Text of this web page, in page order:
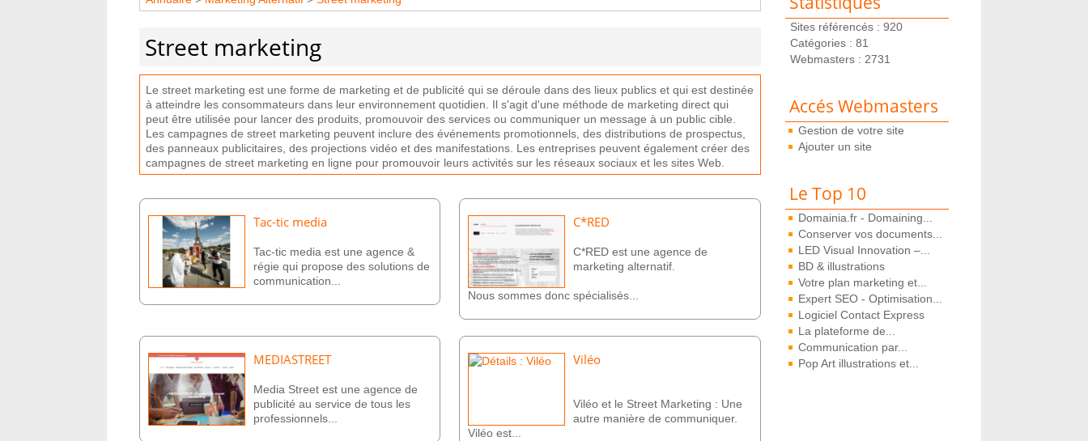
Sites référencés : 920
Catégories : 81
Webmasters : 2731
Accés Webmasters
Gestion de votre site
Ajouter un site
Le Top 10
Domainia.fr - Domaining...
Conserver vos documents...
LED Visual Innovation –...
BD & illustrations
Votre plan marketing et...
Expert SEO - Optimisation...
Logiciel Contact Express
La plateforme de...
Communication par...
Pop Art illustrations et...
Street marketing
Le street marketing est une forme de marketing et de publicité qui se déroule dans des lieux publics et qui est destinée
à atteindre les consommateurs dans leur environnement quotidien Il s'agit d'une méthode de marketing direct qui
peut être utilisée pour lancer des produits promouvoir des services ou communiquer un message à un public cible
Les campagnes de street marketing peuvent inclure des événements promotionnels des distributions de prospectus
des panneaux publicitaires des projections vidéo et des manifestations Les entreprises peuvent également créer des
campagnes de street marketing en ligne pour promouvoir leurs activités sur les réseaux sociaux et les sites Web
Tac-tic media
Tac-tic media est une agence &
régie qui propose des solutions de
communication...
C*RED
C*RED est une agence de
marketing alternatif.
Nous sommes donc spécialisés...
MEDIASTREET
Media Street est une agence de
publicité au service de tous les
professionnels...
Viléo
Viléo et le Street Marketing : Une
autre manière de communiquer.
Viléo est...